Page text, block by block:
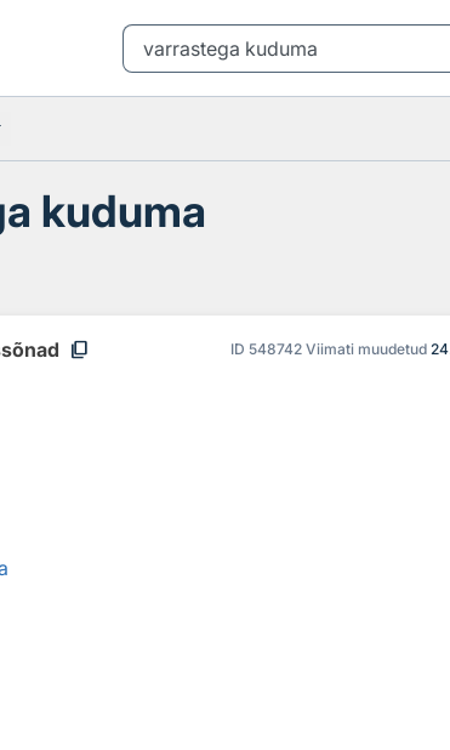
kuduma
content_copy ID 548742 Viimati muudetud